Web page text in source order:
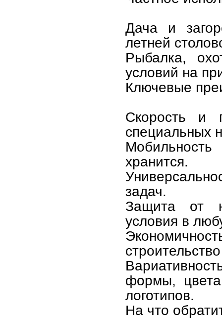
Дача и
летней
Рыбалка,
условий на
Ключевые
Скорость и
специальных
Мобильность
хранится.
задач.
Защита от
условия в
формы,
логотипов.
На что